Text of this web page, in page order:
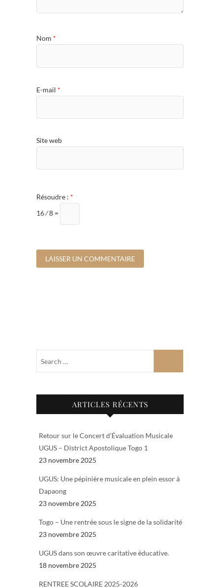
Nom *
E-mail *
Site web
Résoudre : *
16 ⁄ 8 =
ARTICLES RÉCENTS
Retour sur le Concert d’Évaluation Musicale
UGUS – District Apostolique Togo 1
23 novembre 2025
UGUS: Une pépinière musicale en plein essor à
Dapaong
23 novembre 2025
Togo – Une rentrée sous le signe de la solidarité
23 novembre 2025
UGUS dans son œuvre caritative éducative.
18 novembre 2025
RENTREE SCOLAIRE 2025-2026